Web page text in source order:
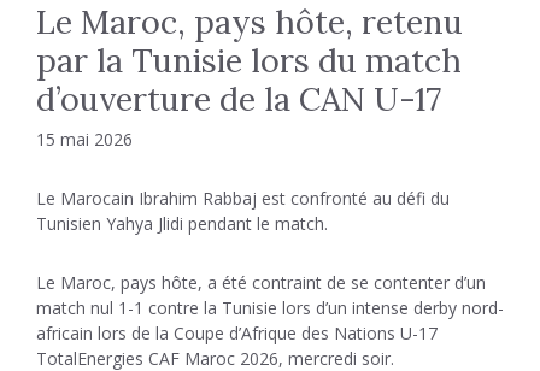
Le Maroc, pays hôte, retenu
par la Tunisie lors du match
d’ouverture de la CAN U-17
15 mai 2026
Le Marocain Ibrahim Rabbaj est confronté au défi du
Tunisien Yahya Jlidi pendant le match.
Le Maroc, pays hôte, a été contraint de se contenter d’un
match nul 1-1 contre la Tunisie lors d’un intense derby nord-
africain lors de la Coupe d’Afrique des Nations U-17
TotalEnergies CAF Maroc 2026, mercredi soir.